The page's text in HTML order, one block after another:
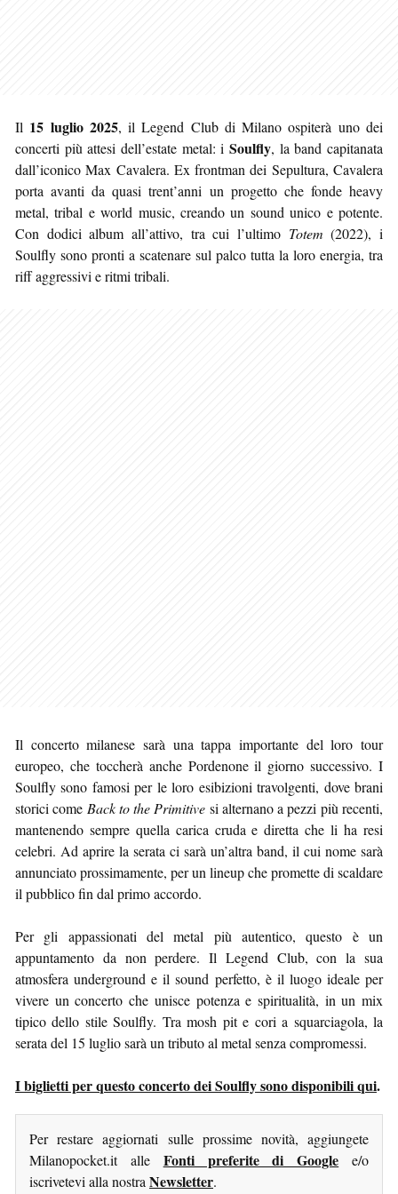
Il 15 luglio 2025, il Legend Club di Milano ospiterà uno dei
concerti più attesi dell’estate metal: i Soulfly, la band capitanata
dall’iconico Max Cavalera. Ex frontman dei Sepultura, Cavalera
porta avanti da quasi trent’anni un progetto che fonde heavy
metal, tribal e world music, creando un sound unico e potente.
Con dodici album all’attivo, tra cui l’ultimo Totem (2022), i
Soulfly sono pronti a scatenare sul palco tutta la loro energia, tra
riff aggressivi e ritmi tribali.
Il concerto milanese sarà una tappa importante del loro tour
europeo, che toccherà anche Pordenone il giorno successivo. I
Soulfly sono famosi per le loro esibizioni travolgenti, dove brani
storici come Back to the Primitive si alternano a pezzi più recenti,
mantenendo sempre quella carica cruda e diretta che li ha resi
celebri. Ad aprire la serata ci sarà un’altra band, il cui nome sarà
annunciato prossimamente, per un lineup che promette di scaldare
il pubblico fin dal primo accordo.
Per gli appassionati del metal più autentico, questo è un
appuntamento da non perdere. Il Legend Club, con la sua
atmosfera underground e il sound perfetto, è il luogo ideale per
vivere un concerto che unisce potenza e spiritualità, in un mix
tipico dello stile Soulfly. Tra mosh pit e cori a squarciagola, la
serata del 15 luglio sarà un tributo al metal senza compromessi.
I biglietti per questo concerto dei Soulfly sono disponibili qui.
Per restare aggiornati sulle prossime novità, aggiungete
Milanopocket.it alle Fonti preferite di Google e/o
iscrivetevi alla nostra Newsletter.